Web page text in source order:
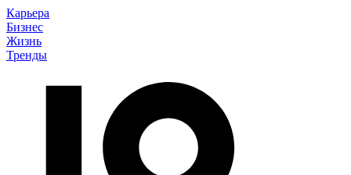
Карьера
Бизнес
Жизнь
Тренды